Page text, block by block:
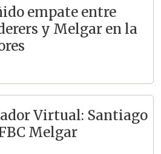
empate entre
y Melgar en la
Virtual: Santiago
Melgar